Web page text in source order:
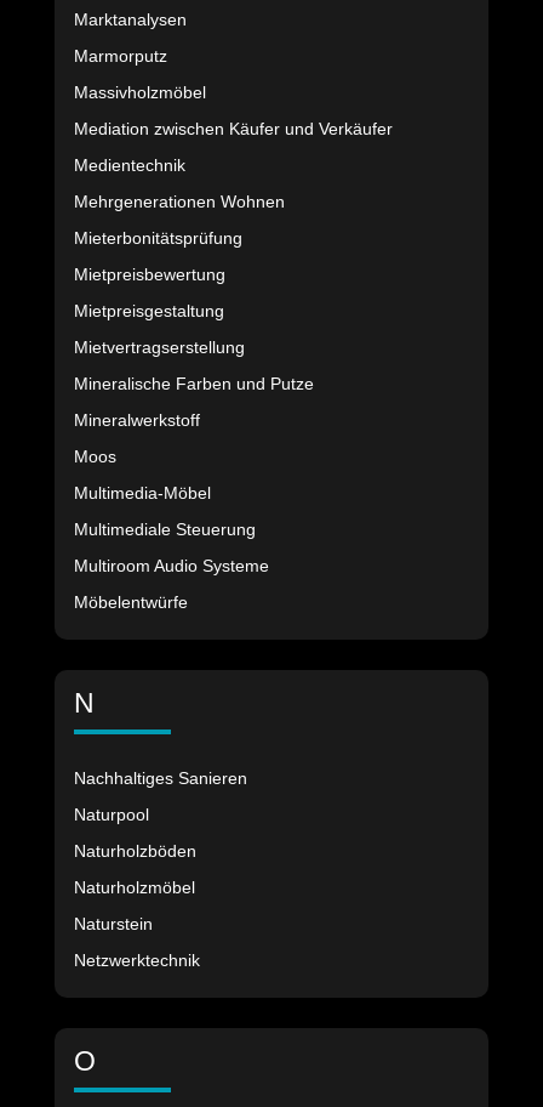
Marktanalysen
Marmorputz
Massivholzmöbel
Mediation zwischen Käufer und Verkäufer
Medientechnik
Mehrgenerationen Wohnen
Mieterbonitätsprüfung
Mietpreisbewertung
Mietpreisgestaltung
Mietvertragserstellung
Mineralische Farben und Putze
Mineralwerkstoff
Moos
Multimedia-Möbel
Multimediale Steuerung
Multiroom Audio Systeme
Möbelentwürfe
N
Nachhaltiges Sanieren
Naturpool
Naturholzböden
Naturholzmöbel
Naturstein
Netzwerktechnik
O